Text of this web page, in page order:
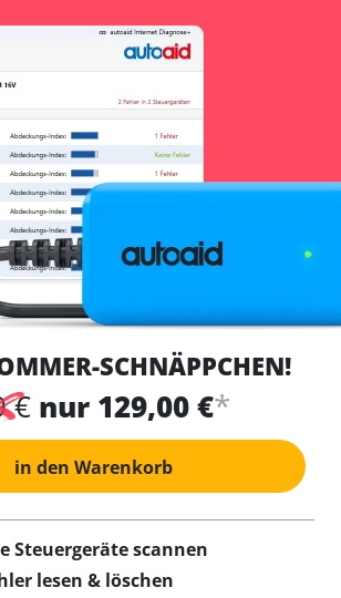
SCHNÄPPCHEN!
€ nur 129,00 €*
in den Warenkorb
Steuergeräte scannen
lesen & löschen